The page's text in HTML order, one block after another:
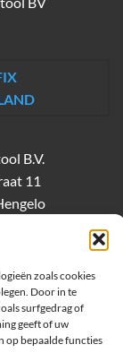
zoals cookies
Door in te
surfgedrag of
geeft of uw
op bepaalde functies
B.V.
11
Youtube